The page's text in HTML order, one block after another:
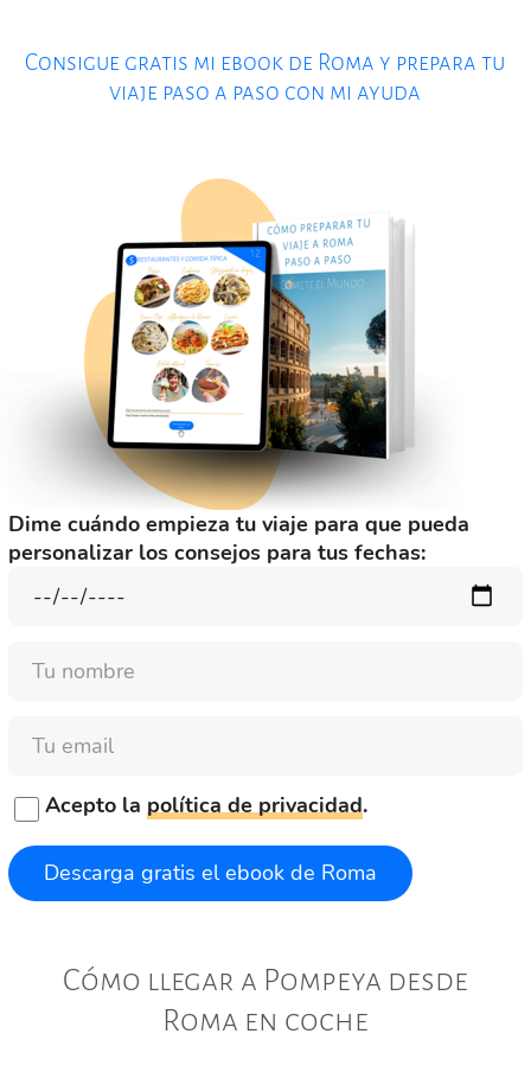
Consigue gratis mi ebook de Roma y prepara tu
viaje paso a paso con mi ayuda
Dime cuándo empieza tu viaje para que pueda
personalizar los consejos para tus fechas:
Nombre
Email
Acepto la política de privacidad.
Cómo llegar a Pompeya desde
Roma en coche